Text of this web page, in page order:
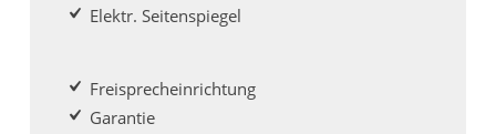
Elektr. Seitenspiegel
Freisprecheinrichtung
Garantie